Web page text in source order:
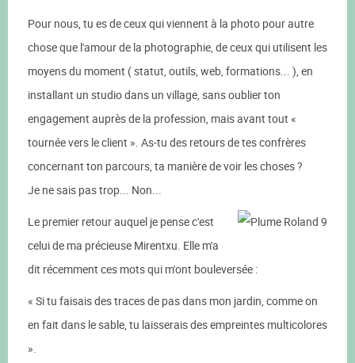
Pour nous, tu es de ceux qui viennent à la photo pour autre
chose que l'amour de la photographie, de ceux qui utilisent les
moyens du moment ( statut, outils, web, formations... ), en
installant un studio dans un village, sans oublier ton
engagement auprès de la profession, mais avant tout «
tournée vers le client ». As-tu des retours de tes confrères
concernant ton parcours, ta manière de voir les choses ?
Je ne sais pas trop... Non...
Le premier retour auquel je pense c'est
celui de ma précieuse Mirentxu. Elle m'a
dit récemment ces mots qui m'ont bouleversée :
« Si tu faisais des traces de pas dans mon jardin, comme on
en fait dans le sable, tu laisserais des empreintes multicolores
».